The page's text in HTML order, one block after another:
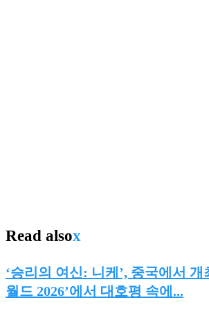
Read alsox
‘승리의 여신: 니케’, 중국에서 개
월드 2026’에서 대호평 속에...